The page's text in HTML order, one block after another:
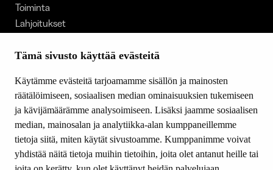
Tämä sivusto käyttää evästeitä
Käytämme evästeitä tarjoamamme sisällön ja mainosten
räätälöimiseen, sosiaalisen median ominaisuuksien tukemiseen
ja kävijämäärämme analysoimiseen. Lisäksi jaamme sosiaalisen
median, mainosalan ja analytiikka-alan kumppaneillemme
tietoja siitä, miten käytät sivustoamme. Kumppanimme voivat
yhdistää näitä tietoja muihin tietoihin, joita olet antanut heille tai
Toiminta
Lahjoitukset
Ajankohtaista
Yhteystiedot
SEURAA MEITÄ
Facebook
Instagram